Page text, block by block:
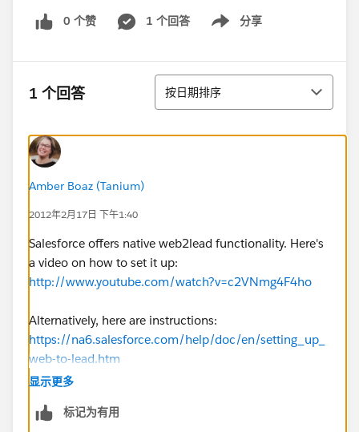
0 个赞 1 个回答 分享
Show menu
1 个回答 排序
按日期排序
Amber Boaz (Tanium)
2012年2月17日 下午1:40
Salesforce offers native web2lead functionality. Here's
a video on how to set it up:
http://www.youtube.com/watch?v=c2VNmg4F4ho
Alternatively, here are instructions:
https://na6.salesforce.com/help/doc/en/setting_up_
web-to-lead.htm
显示更多
标记为有用